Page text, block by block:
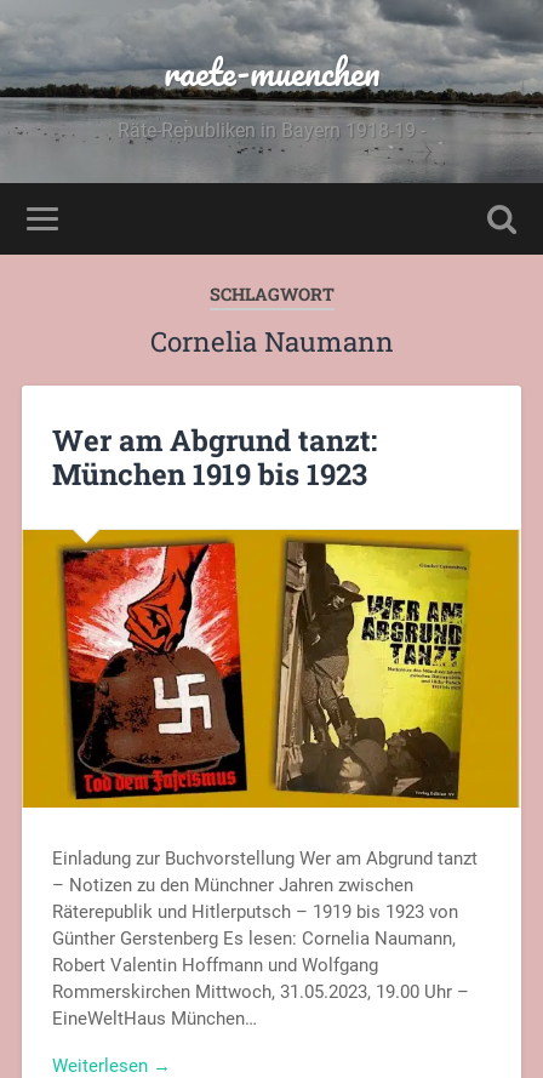
raete-muenchen
Räte-Republiken in Bayern 1918-19 -
SCHLAGWORT
Cornelia Naumann
Wer am Abgrund tanzt:
München 1919 bis 1923
Einladung zur Buchvorstellung Wer am Abgrund tanzt
– Notizen zu den Münchner Jahren zwischen
Räterepublik und Hitlerputsch – 1919 bis 1923 von
Günther Gerstenberg Es lesen: Cornelia Naumann,
Robert Valentin Hoffmann und Wolfgang
Rommerskirchen Mittwoch, 31.05.2023, 19.00 Uhr –
EineWeltHaus München…
Weiterlesen →